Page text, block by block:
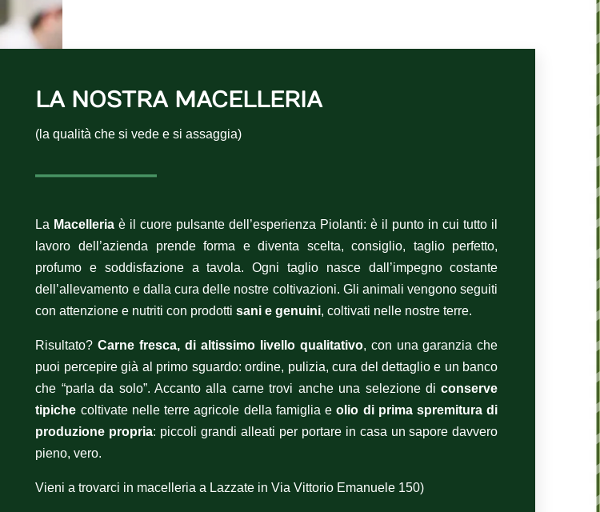
LA NOSTRA MACELLERIA
(la qualità che si vede e si assaggia)
La Macelleria è il cuore pulsante dell’esperienza Piolanti: è il punto in cui tutto il
lavoro dell’azienda prende forma e diventa scelta, consiglio, taglio perfetto,
profumo e soddisfazione a tavola. Ogni taglio nasce dall’impegno costante
dell’allevamento e dalla cura delle nostre coltivazioni. Gli animali vengono seguiti
con attenzione e nutriti con prodottisani e genuini, coltivati nelle nostre terre.
Risultato?Carne fresca, di altissimo livello qualitativo, con una garanzia che
puoi percepire già al primo sguardo: ordine, pulizia, cura del dettaglio e un banco
che “parla da solo”. Accanto alla carne trovi anche una selezione diconserve
tipiche coltivate nelle terre agricole della famiglia eolio di prima spremitura di
produzione propria: piccoli grandi alleati per portare in casa un sapore davvero
pieno, vero.
Vieni a trovarci in macelleria a Lazzate in Via Vittorio Emanuele 150)